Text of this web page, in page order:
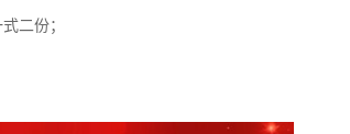
二份；